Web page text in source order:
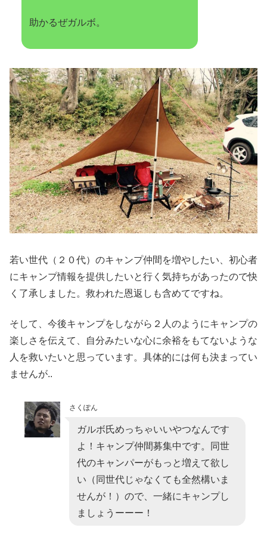
助かるぜガルボ。
若い世代（２０代）のキャンプ仲間を増やしたい、初心者
にキャンプ情報を提供したいと行く気持ちがあったので快
く了承しました。救われた恩返しも含めてですね。
そして、今後キャンプをしながら２人のようにキャンプの
楽しさを伝えて、自分みたいな心に余裕をもてないような
人を救いたいと思っています。具体的には何も決まってい
ませんが..
さくぽん
ガルボ氏めっちゃいいやつなんです
よ！キャンプ仲間募集中です。同世
代のキャンパーがもっと増えて欲し
い（同世代じゃなくても全然構いま
せんが！）ので、一緒にキャンプし
ましょうーーー！